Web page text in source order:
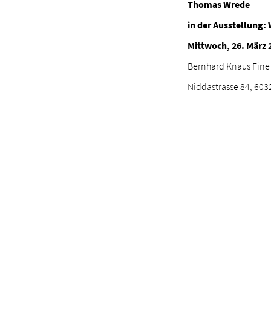
Thomas Wrede
in der Ausstellung:
Mittwoch, 26. März
Bernhard Knaus Fine
Niddastrasse 84,